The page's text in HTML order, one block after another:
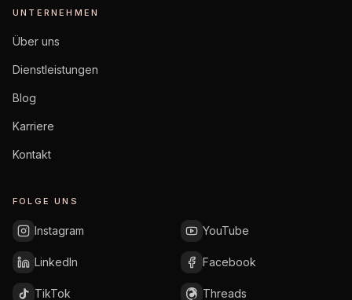
UNTERNEHMEN
Über uns
Dienstleistungen
Blog
Karriere
Kontakt
FOLGE UNS
Instagram YouTube
LinkedIn Facebook
TikTok Threads